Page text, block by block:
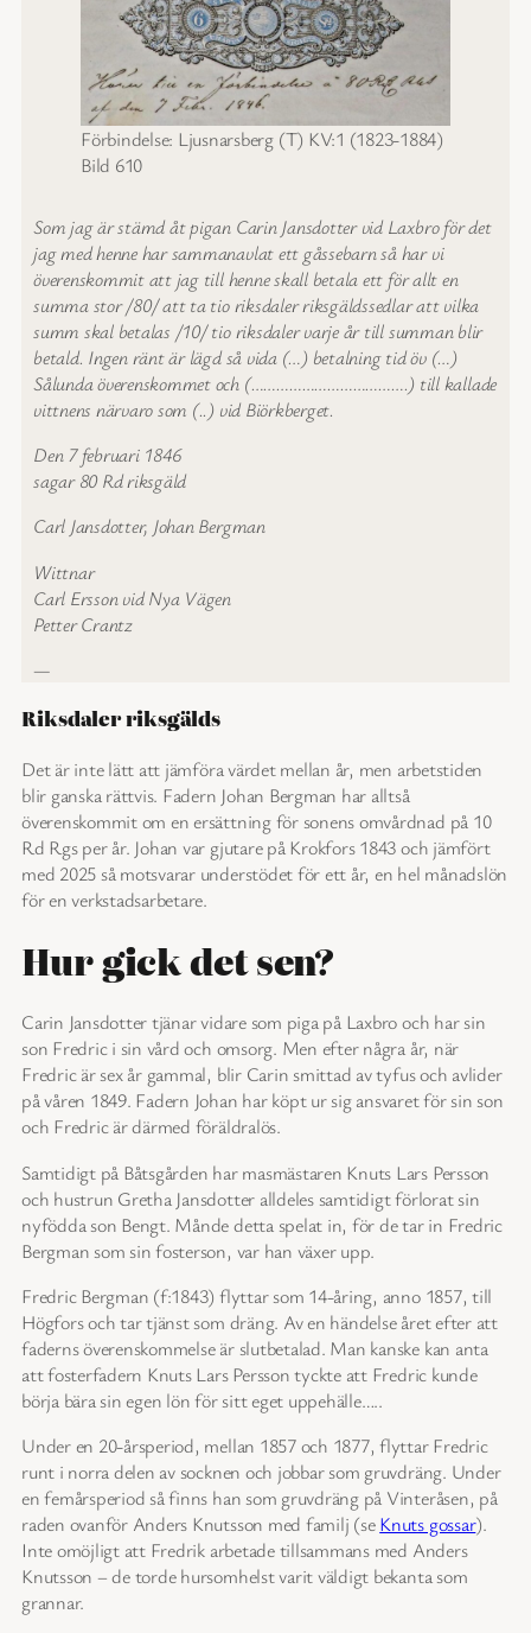
Förbindelse: Ljusnarsberg (T) KV:1 (1823-1884)
Bild 610
Som jag är stämd åt pigan Carin Jansdotter vid Laxbro för det
jag med henne har sammanavlat ett gåssebarn så har vi
överenskommit att jag till henne skall betala ett för allt en
summa stor /80/ att ta tio riksdaler riksgäldssedlar att vilka
summ skal betalas /10/ tio riksdaler varje år till summan blir
betald. Ingen ränt är lägd så vida (…) betalning tid öv (…)
Sålunda överenskommet och (……………………………….) till kallade
vittnens närvaro som (..) vid Biörkberget.
Den 7 februari 1846
sagar 80 Rd riksgäld
Carl Jansdotter, Johan Bergman
Wittnar
Carl Ersson vid Nya Vägen
Petter Crantz
—
Riksdaler riksgälds
Det är inte lätt att jämföra värdet mellan år, men arbetstiden
blir ganska rättvis. Fadern Johan Bergman har alltså
överenskommit om en ersättning för sonens omvårdnad på 10
Rd Rgs per år. Johan var gjutare på Krokfors 1843 och jämfört
med 2025 så motsvarar understödet för ett år, en hel månadslön
för en verkstadsarbetare.
Hur gick det sen?
Carin Jansdotter tjänar vidare som piga på Laxbro och har sin
son Fredric i sin vård och omsorg. Men efter några år, när
Fredric är sex år gammal, blir Carin smittad av tyfus och avlider
på våren 1849. Fadern Johan har köpt ur sig ansvaret för sin son
och Fredric är därmed föräldralös.
Samtidigt på Båtsgården har masmästaren Knuts Lars Persson
och hustrun Gretha Jansdotter alldeles samtidigt förlorat sin
nyfödda son Bengt. Månde detta spelat in, för de tar in Fredric
Bergman som sin fosterson, var han växer upp.
Fredric Bergman (f:1843) flyttar som 14-åring, anno 1857, till
Högfors och tar tjänst som dräng. Av en händelse året efter att
faderns överenskommelse är slutbetalad. Man kanske kan anta
att fosterfadern Knuts Lars Persson tyckte att Fredric kunde
börja bära sin egen lön för sitt eget uppehälle…..
Under en 20-årsperiod, mellan 1857 och 1877, flyttar Fredric
runt i norra delen av socknen och jobbar som gruvdräng. Under
en femårsperiod så finns han som gruvdräng på Vinteråsen, på
raden ovanför Anders Knutsson med familj (seKnuts gossar).
Inte omöjligt att Fredrik arbetade tillsammans med Anders
Knutsson – de torde hursomhelst varit väldigt bekanta som
grannar.